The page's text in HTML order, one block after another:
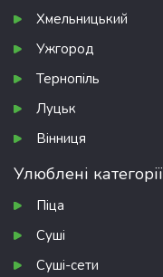
Хмельницький
Ужгород
Тернопіль
Луцьк
Вінниця
Улюблені категорії
Піца
Суші
Суші-сети